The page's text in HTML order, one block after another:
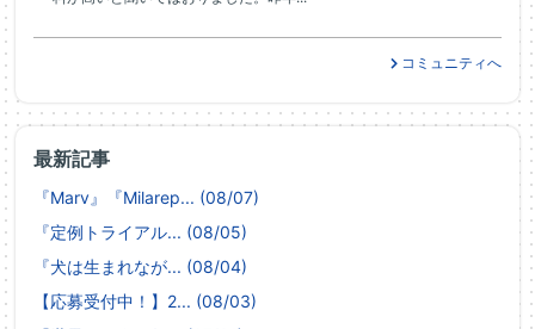
最新記事
『Marv』『Milarep... (08/07)
『定例トライアル... (08/05)
『犬は生まれなが... (08/04)
【応募受付中！】2... (08/03)
コミュニティへ